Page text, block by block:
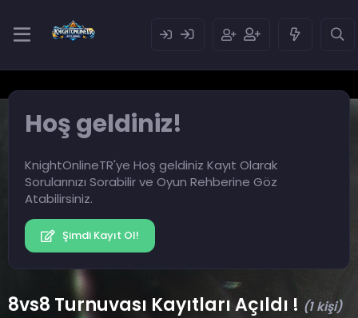
Hoş geldiniz!
KnightOnlineTR'ye Hoş geldiniz Kayıt Olarak
Sorularınızı Sorabilir ve Oyun Rehberine Göz
Atabilirsiniz.
Şimdi Kayıt Ol!
8vs8 Turnuvası Kayıtları Açıldı ! (1 kişi)